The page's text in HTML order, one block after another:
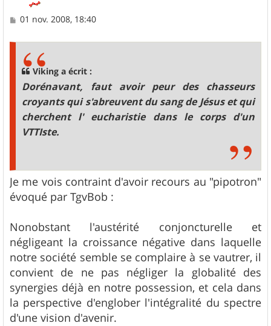
M
01 nov. 2008, 18:40
Viking a écrit :
Dorénavant, faut avoir peur des chasseurs
croyants qui s'abreuvent du sang de Jésus et qui
cherchent l' eucharistie dans le corps d'un
VTTIste.
Je me vois contraint d'avoir recours au "pipotron"
évoqué par TgvBob :
Nonobstant l'austérité conjoncturelle et
négligeant la croissance négative dans laquelle
notre société semble se complaire à se vautrer, il
convient de ne pas négliger la globalité des
synergies déjà en notre possession, et cela dans
la perspective d'englober l'intégralité du spectre
d'une vision d'avenir.